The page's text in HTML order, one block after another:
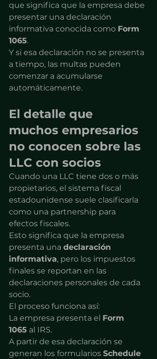
que significa que la empresa debe
presentar una declaración
informativa conocida como Form
1065.
Y si esa declaración no se presenta
a tiempo, las multas pueden
comenzar a acumularse
automáticamente.
El detalle que
muchos empresarios
no conocen sobre las
LLC con socios
Cuando una LLC tiene dos o más
propietarios, el sistema fiscal
estadounidense suele clasificarla
como una partnership para
efectos fiscales.
Esto significa que la empresa
presenta una declaración
informativa, pero los impuestos
finales se reportan en las
declaraciones personales de cada
socio.
El proceso funciona así:
La empresa presenta el Form
1065 al IRS.
A partir de esa declaración se
generan los formularios Schedule